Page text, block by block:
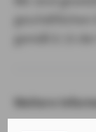
Weitere